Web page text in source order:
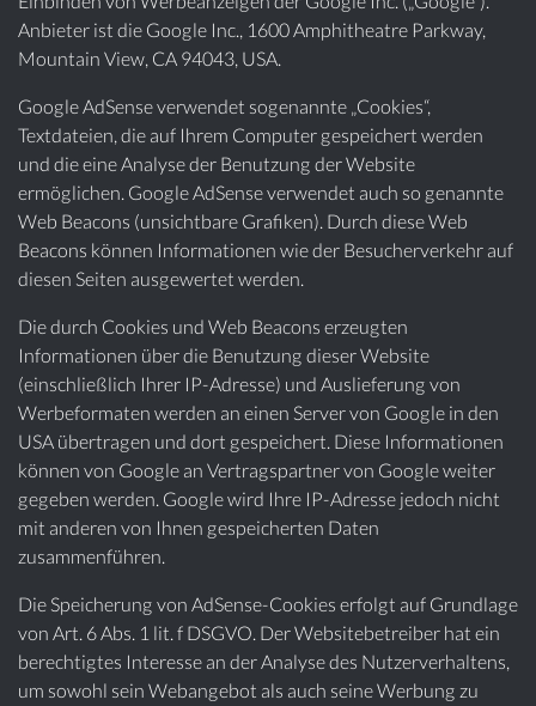
Anbieter ist die Google Inc., 1600 Amphitheatre Parkway,
Mountain View, CA 94043, USA.
Google AdSense verwendet sogenannte „Cookies“,
Textdateien, die auf Ihrem Computer gespeichert werden
und die eine Analyse der Benutzung der Website
ermöglichen. Google AdSense verwendet auch so genannte
Web Beacons (unsichtbare Grafiken). Durch diese Web
Beacons können Informationen wie der Besucherverkehr auf
diesen Seiten ausgewertet werden.
Die durch Cookies und Web Beacons erzeugten
Informationen über die Benutzung dieser Website
(einschließlich Ihrer IP-Adresse) und Auslieferung von
Werbeformaten werden an einen Server von Google in den
USA übertragen und dort gespeichert. Diese Informationen
können von Google an Vertragspartner von Google weiter
gegeben werden. Google wird Ihre IP-Adresse jedoch nicht
mit anderen von Ihnen gespeicherten Daten
zusammenführen.
Die Speicherung von AdSense-Cookies erfolgt auf Grundlage
von Art. 6 Abs. 1 lit. f DSGVO. Der Websitebetreiber hat ein
berechtigtes Interesse an der Analyse des Nutzerverhaltens,
um sowohl sein Webangebot als auch seine Werbung zu